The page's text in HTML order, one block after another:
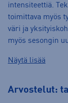
intensiteettiä.
toimittava myös
väri ja
myös sesongin
Näytä lisää
Arvostelut: